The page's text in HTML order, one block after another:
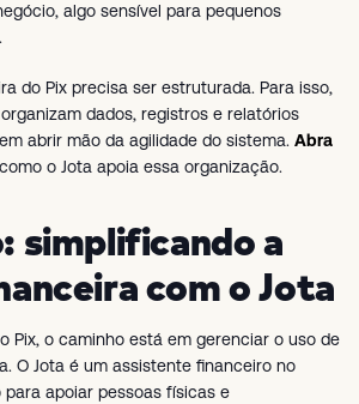
algo sensível para pequenos
do Pix precisa ser estruturada. Para isso,
dados, registros e relatórios
abrir mão da agilidade do sistema. Abra
o Jota apoia essa organização.
simplificando a
com o Jota
Pix, o caminho está em gerenciar o uso de
O Jota é um assistente financeiro no
apoiar pessoas físicas e